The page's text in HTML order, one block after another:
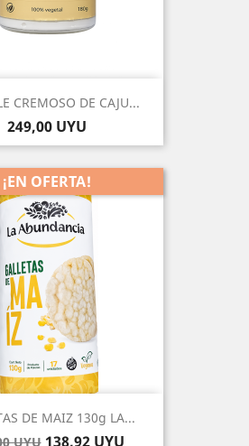
CREMOSO DE CAJU...
Precio
249,00 UYU
DE MAIZ 130g LA...
UYU Precio
138,92 UYU
¡EN OFERTA!